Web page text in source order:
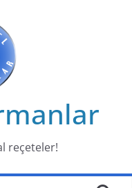
reçeteler!